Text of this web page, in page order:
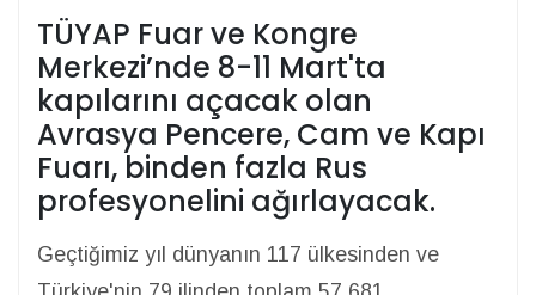
TÜYAP Fuar ve Kongre
Merkezi’nde 8-11 Mart'ta
kapılarını açacak olan
Avrasya Pencere, Cam ve Kapı
Fuarı, binden fazla Rus
profesyonelini ağırlayacak.
Geçtiğimiz yıl dünyanın 117 ülkesinden ve